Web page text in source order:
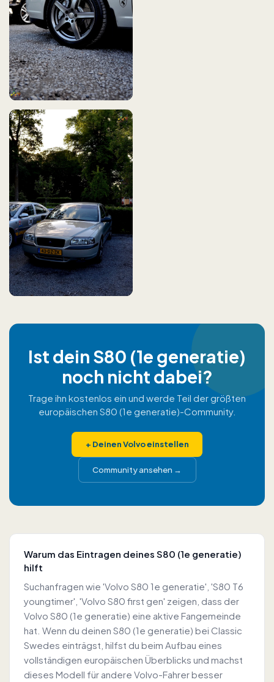
Ist dein S80 (1e generatie)
noch nicht dabei?
Trage ihn kostenlos ein und werde Teil der größten
europäischen S80 (1e generatie)-Community.
+ Deinen Volvo einstellen
Community ansehen →
Warum das Eintragen deines S80 (1e generatie)
hilft
Suchanfragen wie 'Volvo S80 1e generatie', 'S80 T6
youngtimer', 'Volvo S80 first gen' zeigen, dass der
Volvo S80 (1e generatie) eine aktive Fangemeinde
hat. Wenn du deinen S80 (1e generatie) bei Classic
Swedes einträgst, hilfst du beim Aufbau eines
vollständigen europäischen Überblicks und machst
dieses Modell für andere Volvo-Fahrer besser